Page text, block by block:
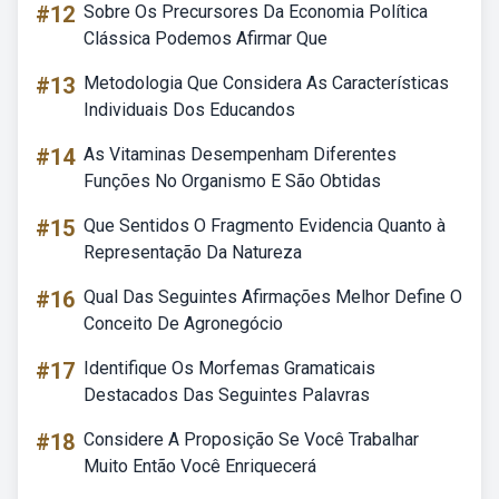
#12 Sobre Os Precursores Da Economia Política
Clássica Podemos Afirmar Que
#13 Metodologia Que Considera As Características
Individuais Dos Educandos
#14 As Vitaminas Desempenham Diferentes
Funções No Organismo E São Obtidas
#15 Que Sentidos O Fragmento Evidencia Quanto à
Representação Da Natureza
#16 Qual Das Seguintes Afirmações Melhor Define O
Conceito De Agronegócio
#17 Identifique Os Morfemas Gramaticais
Destacados Das Seguintes Palavras
#18 Considere A Proposição Se Você Trabalhar
Muito Então Você Enriquecerá